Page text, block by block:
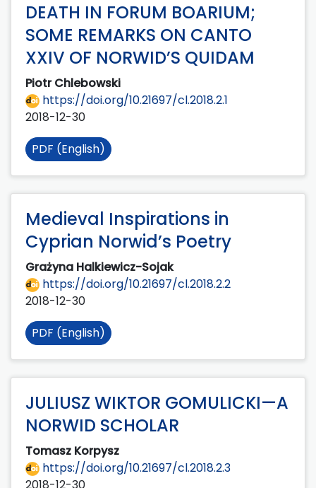
DEATH IN FORUM BOARIUM;
SOME REMARKS ON CANTO
XXIV OF NORWID’S QUIDAM
Piotr Chlebowski
https://doi.org/10.21697/cl.2018.2.1
2018-12-30
PDF (English)
Medieval Inspirations in
Cyprian Norwid’s Poetry
Grażyna Halkiewicz-Sojak
https://doi.org/10.21697/cl.2018.2.2
2018-12-30
PDF (English)
JULIUSZ WIKTOR GOMULICKI—A
NORWID SCHOLAR
Tomasz Korpysz
https://doi.org/10.21697/cl.2018.2.3